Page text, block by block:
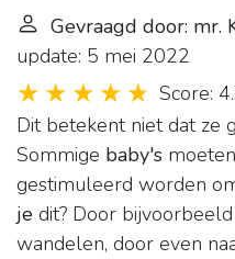
Gevraagd door: mr.
update: 5 mei 2022
Score:
Dit betekent niet dat ze
Sommige baby's
gestimuleerd worden
je dit? Door
wandelen, door even